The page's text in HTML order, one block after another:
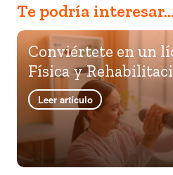
Te podría interesar...
Conviértete en un
Física y
Leer artículo